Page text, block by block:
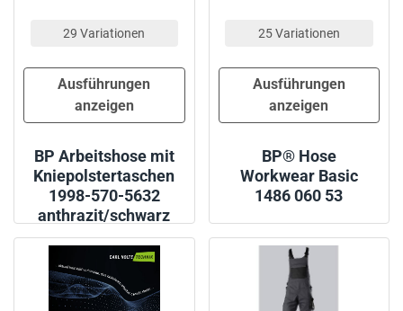
29 Variationen
Ausführungen
anzeigen
BP Arbeitshose mit
Kniepolstertaschen
1998-570-5632
anthrazit/schwarz
25 Variationen
Ausführungen
anzeigen
BP® Hose
Workwear Basic
1486 060 53